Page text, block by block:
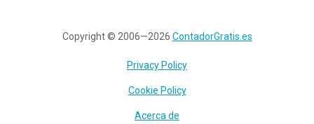
Copyright © 2006—2026 ContadorGratis.es
Privacy Policy
Cookie Policy
Acerca de